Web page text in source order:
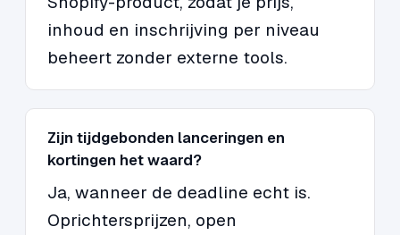
inhoud en inschrijving per niveau
beheert zonder externe tools.
Zijn tijdgebonden lanceringen en
kortingen het waard?
Ja, wanneer de deadline echt is.
Oprichtersprijzen, open